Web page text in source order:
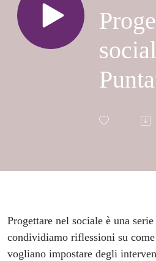
Progettare nel sociale è una
condividiamo riflessioni su
vogliano impostare degli